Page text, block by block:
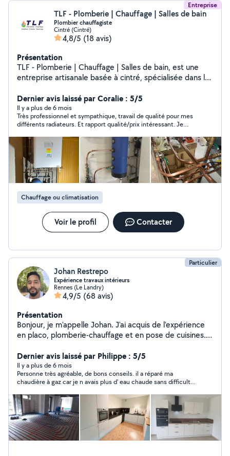
Entreprise
TLF - Plomberie | Chauffage | Salles de bain
Plombier chauffagiste
Cintré (Cintré)
4,8/5 (18 avis)
Présentation
TLF - Plomberie | Chauffage | Salles de bain, est une
entreprise artisanale basée à cintré, spécialisée dans les
de bains Nous intervenons à Mordelles, Bréal-Sous-
Monfort, Le Rheu, Pacé, Chavagne, Cintré, Rennes et
sur tout le bassin Rennais. L'entreprise est a même de
vous proposé de vaste service : - Aménagement et
rénovation de votre salle de bain avec plan 3D. -
Installation et réparation de système sanitaire, chauffe-
eau, mécanisme WC. - Installation des systèmes de
chauffage, chaudière gaz, pompe a chaleur, géothermie.
-Installation de circuit de radiateur, plancher chauffant. -
Rénovation complète de votre bien immobilier en
plomberie et chauffage. - Dépannage rapide
Dernier avis laissé par Coralie : 5/5
Il y a plus de 6 mois
Très professionnel et sympathique, travail de qualité pour mes
différents radiateurs. Et rapport qualité/prix intéressant. Je
Chauffage ou climatisation
Voir le profil Contacter
Particulier
Johan Restrepo
Expérience travaux intérieurs
Rennes (Le Landry)
4,9/5 (68 avis)
Présentation
Bonjour, je m'appelle Johan. J'ai acquis de l'expérience
en placo, plomberie-chauffage et en pose de cuisines.
travaux intérieurs, selon vos besoins.
Dernier avis laissé par Philippe : 5/5
Il y a plus de 6 mois
Personne très agréable, de bons conseils. il a réparé ma
chaudière à gaz car je n avais plus d' eau chaude sans difficulté.